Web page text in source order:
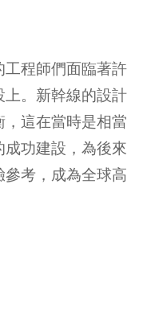
程師們面臨著許
。新幹線的設計
這在當時是相當
功建設，為後來
考，成為全球高